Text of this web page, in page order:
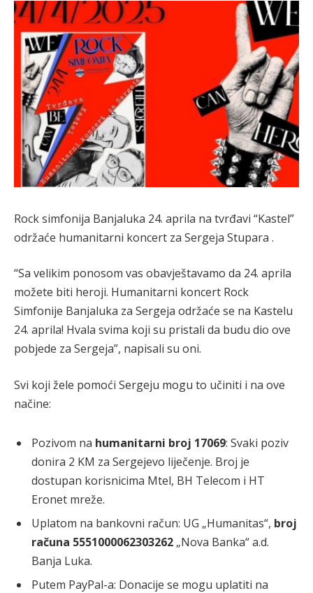
Rock simfonija Banjaluka 24. aprila na tvrđavi “Kastel”
održaće humanitarni koncert za Sergeja Stupara .
“Sa velikim ponosom vas obavještavamo da 24. aprila
možete biti heroji. Humanitarni koncert Rock
Simfonije Banjaluka za Sergeja održaće se na Kastelu
24. aprila! Hvala svima koji su pristali da budu dio ove
pobjede za Sergeja”, napisali su oni.
Svi koji žele pomoći Sergeju mogu to učiniti i na ove
načine:​
Pozivom na humanitarni broj 17069: Svaki poziv
donira 2 KM za Sergejevo liječenje. Broj je
dostupan korisnicima Mtel, BH Telecom i HT
Eronet mreže.
Uplatom na bankovni račun: UG „Humanitas“, broj
računa 5551000062303262 „Nova Banka“ a.d.
Banja Luka.​
Putem PayPal-a: Donacije se mogu uplatiti na